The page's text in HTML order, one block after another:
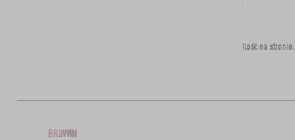
Ilość na stronie:
BROWIN